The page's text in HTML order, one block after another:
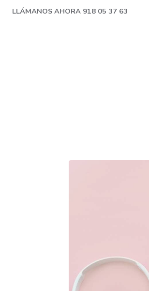
LLÁMANOS AHORA 918 05 37 63